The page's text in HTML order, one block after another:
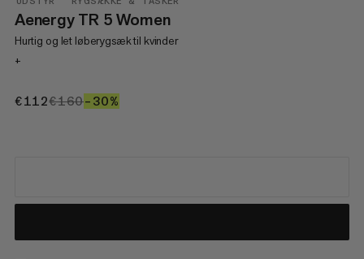
Aenergy TR 5 Women
Hurtig og let løberygsæk til kvinder
+
€112€112
€160€160
–30%